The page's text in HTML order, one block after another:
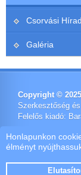
Honlapunkon
élményt
Csorvási
Galéria
Copyright ©
Szerkesztőség
Felelős kiadó:
Impresszum
Ötletes
Webdeisign|